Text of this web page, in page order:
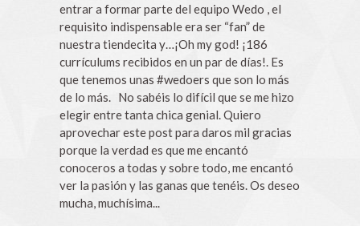
entrar a formar parte del equipo Wedo , el
requisito indispensable era ser “fan” de
nuestra tiendecita y…¡Oh my god! ¡186
currículums recibidos en un par de días!. Es
que tenemos unas #wedoers que son lo más
de lo más. No sabéis lo difícil que se me hizo
elegir entre tanta chica genial. Quiero
aprovechar este post para daros mil gracias
porque la verdad es que me encantó
conoceros a todas y sobre todo, me encantó
ver la pasión y las ganas que tenéis. Os deseo
mucha, muchísima...